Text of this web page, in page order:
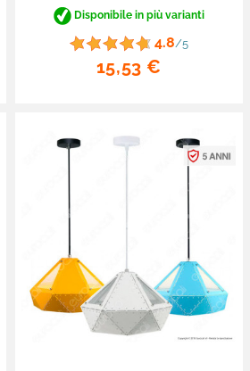
Disponibile in più varianti
4.8/5
15,53 €